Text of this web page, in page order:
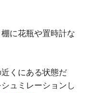
に花瓶や置時計な
くにある状態だ
ュミレーションし